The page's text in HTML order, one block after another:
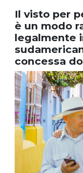
Il visto per
è un modo
legalmente
concessa